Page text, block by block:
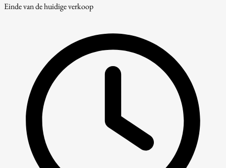
Einde van de huidige verkoop